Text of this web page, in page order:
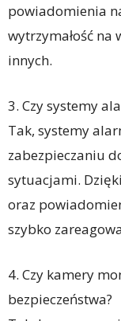
powiadomienia
wytrzymałość
innych.
3. Czy systemy
Tak, systemy
zabezpieczaniu
sytuacjami.
oraz
szybko
4. Czy kamery
bezpieczeństwa?